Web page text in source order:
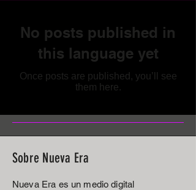
No posts published in
this language yet
Once posts are published, you’ll see
them here.
Sobre Nueva Era
Nueva Era es un medio digital